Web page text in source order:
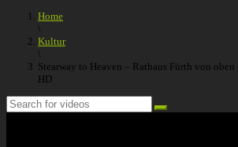
Home
\
Kultur
\
Stearway to Heaven – Rathaus Fürth von
HD